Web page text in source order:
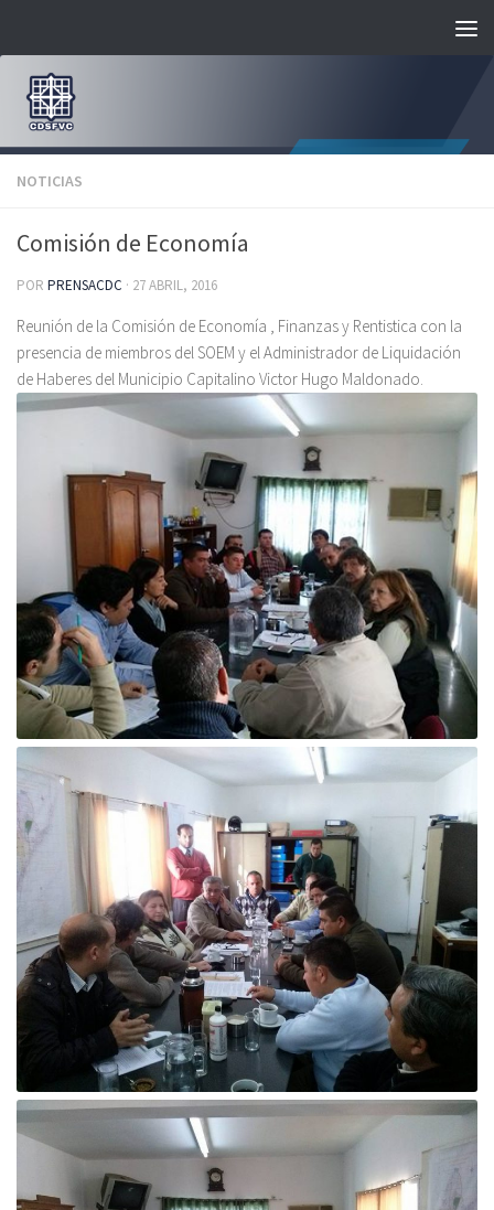
NOTICIAS
Comisión de Economía
POR PRENSACDC · 27 ABRIL, 2016
Reunión de la Comisión de Economía , Finanzas y Rentistica con la
presencia de miembros del SOEM y el Administrador de Liquidación
de Haberes del Municipio Capitalino Victor Hugo Maldonado.